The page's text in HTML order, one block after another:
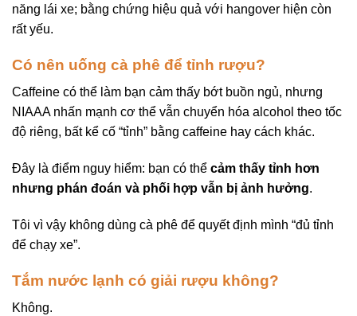
năng lái xe; bằng chứng hiệu quả với hangover hiện còn
rất yếu.
Có nên uống cà phê để tỉnh rượu?
Caffeine có thể làm bạn cảm thấy bớt buồn ngủ, nhưng
NIAAA nhấn mạnh cơ thể vẫn chuyển hóa alcohol theo tốc
độ riêng, bất kể cố “tỉnh” bằng caffeine hay cách khác.
Đây là điểm nguy hiểm: bạn có thể cảm thấy tỉnh hơn
nhưng phán đoán và phối hợp vẫn bị ảnh hưởng.
Tôi vì vậy không dùng cà phê để quyết định mình “đủ tỉnh
để chạy xe”.
Tắm nước lạnh có giải rượu không?
Không.